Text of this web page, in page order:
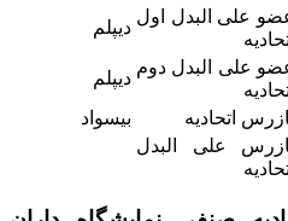
علی البدل اول
دیپلم
علی البدل دوم
دیپلم
اتحادیه
بیسواد
علی البدل